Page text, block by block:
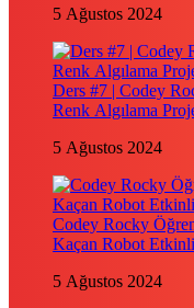
5 Ağustos 2024
Ders #7 | Codey
Renk Algılama
5 Ağustos 2024
Codey Rocky
Kaçan Robot
5 Ağustos 2024